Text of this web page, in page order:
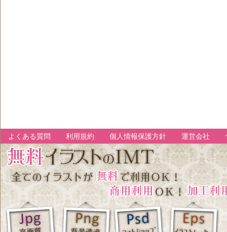
よくある質問 利用規約 個人情報保護方針 運営会社